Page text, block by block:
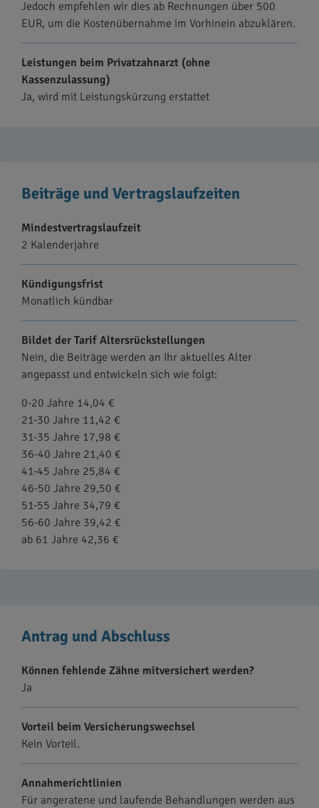
Jedoch empfehlen wir dies ab Rechnungen über 500
EUR, um die Kostenübernahme im Vorhinein abzuklären.
Leistungen beim Privatzahnarzt (ohne
Kassenzulassung)
Ja, wird mit Leistungskürzung erstattet
Beiträge und Vertragslaufzeiten
Mindestvertragslaufzeit
2 Kalenderjahre
Kündigungsfrist
Monatlich kündbar
Bildet der Tarif Altersrückstellungen
Nein, die Beiträge werden an Ihr aktuelles Alter
angepasst und entwickeln sich wie folgt:
0-20 Jahre 14,04 €
21-30 Jahre 11,42 €
31-35 Jahre 17,98 €
36-40 Jahre 21,40 €
41-45 Jahre 25,84 €
46-50 Jahre 29,50 €
51-55 Jahre 34,79 €
56-60 Jahre 39,42 €
ab 61 Jahre 42,36 €
Antrag und Abschluss
Können fehlende Zähne mitversichert werden?
Ja
Vorteil beim Versicherungswechsel
Kein Vorteil.
Annahmerichtlinien
Für angeratene und laufende Behandlungen werden aus